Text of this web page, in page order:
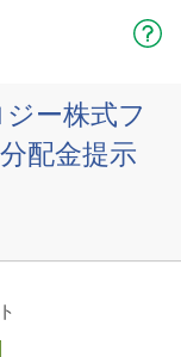
ー株式フ
配金提示